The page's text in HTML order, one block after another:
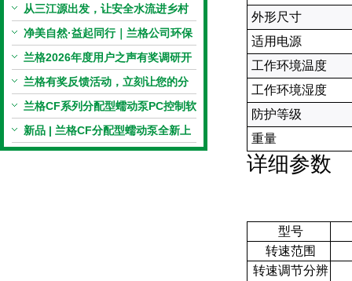
上市，小巧机身，大有可为！
从三江源出发，让安全水流进乡村
校园 | 兰格×吾水高原公益行
净美自然·益起同行｜兰格公司环保
捡拾公益活动圆满举行
兰格2026年度用户之声有奖调研开
启，京东E卡免费送！
兰格有奖反馈活动，立刻让您的分
享变成惊喜！
兰格CF系列分配型蠕动泵PC控制软
件免费版发布！即日起，通过即可
下载！
新品 | 兰格CF分配型蠕动泵全新上
市，智控每一滴！
外形尺寸
适用电源
工作环境温度
工作环境湿度
防护等级
重量
详细参数
型号
转速范围
转速调节分辨